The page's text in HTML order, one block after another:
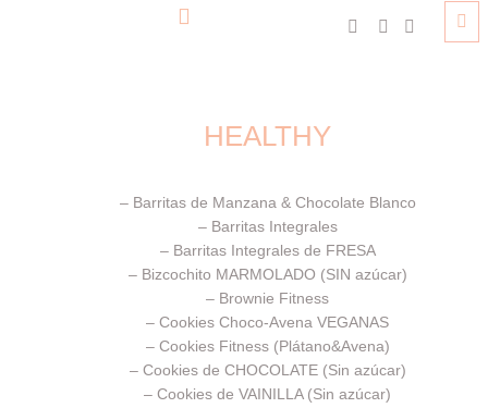
HEALTHY
– Barritas de Manzana & Chocolate Blanco
– Barritas Integrales
– Barritas Integrales de FRESA
– Bizcochito MARMOLADO (SIN azúcar)
– Brownie Fitness
–Cookies Choco-Avena VEGANAS
– Cookies Fitness (Plátano&Avena)
– Cookies de CHOCOLATE (Sin azúcar)
–Cookies de VAINILLA (Sin azúcar)